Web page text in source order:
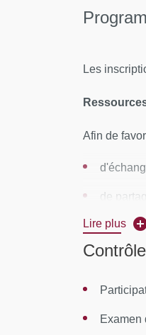
Les
Afin de
de
de
MOYENS
Au cours de
Lire plus
Examen